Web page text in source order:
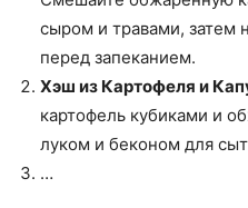
сыром и травами, затем
перед запеканием.
Хэш из Картофеля и
картофель кубиками и
луком и беконом для
…